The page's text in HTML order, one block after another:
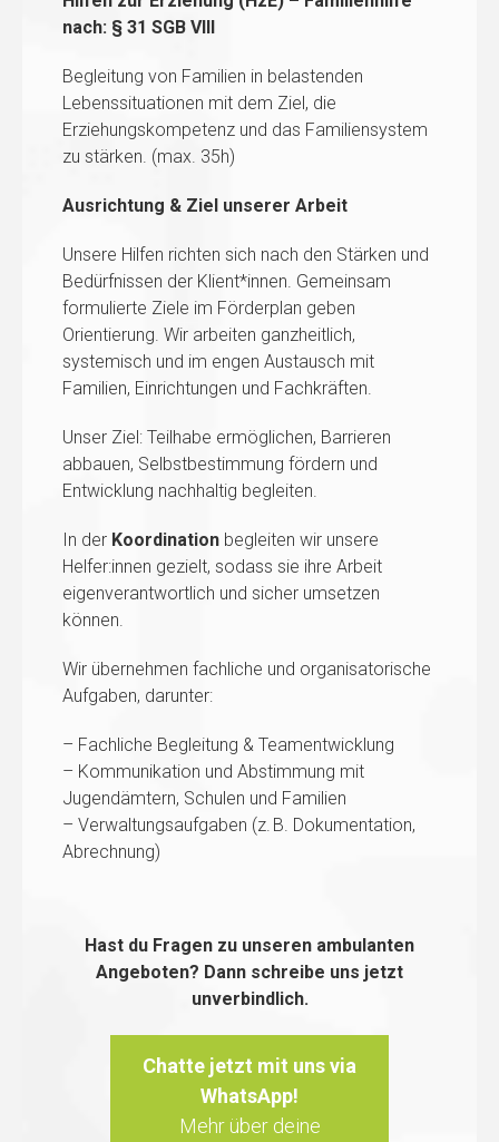
nach: § 31 SGB VIII
Begleitung von Familien in belastenden
Lebenssituationen mit dem Ziel, die
Erziehungskompetenz und das Familiensystem
zu stärken. (max. 35h)
Ausrichtung & Ziel unserer Arbeit
Unsere Hilfen richten sich nach den Stärken und
Bedürfnissen der Klient*innen. Gemeinsam
formulierte Ziele im Förderplan geben
Orientierung. Wir arbeiten ganzheitlich,
systemisch und im engen Austausch mit
Familien, Einrichtungen und Fachkräften.
Unser Ziel: Teilhabe ermöglichen, Barrieren
abbauen, Selbstbestimmung fördern und
Entwicklung nachhaltig begleiten.
In der Koordination begleiten wir unsere
Helfer:innen gezielt, sodass sie ihre Arbeit
eigenverantwortlich und sicher umsetzen
können.
Wir übernehmen fachliche und organisatorische
Aufgaben, darunter:
– Fachliche Begleitung & Teamentwicklung
– Kommunikation und Abstimmung mit
Jugendämtern, Schulen und Familien
– Verwaltungsaufgaben (z. B. Dokumentation,
Abrechnung)
Hast du Fragen zu unseren ambulanten
Angeboten? Dann schreibe uns jetzt
unverbindlich.
Chatte jetzt mit uns via
WhatsApp!
Mehr über deine